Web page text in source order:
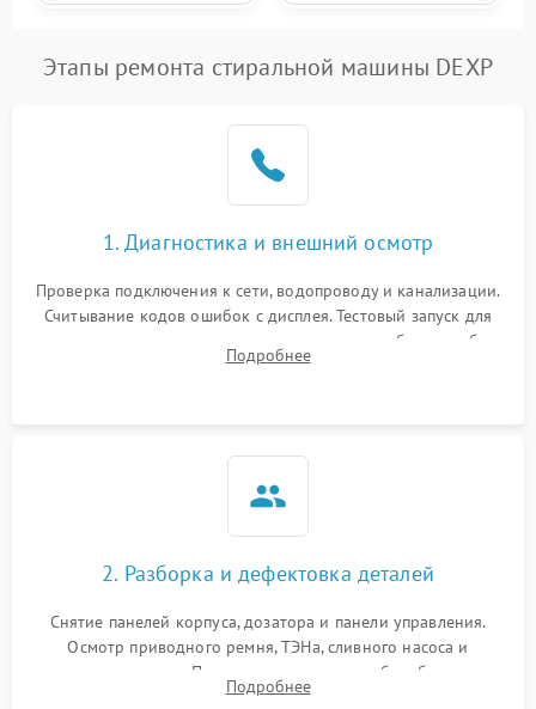
Этапы ремонта стиральной машины DEXP
1. Диагностика и внешний осмотр
Проверка подключения к сети, водопроводу и канализации.
Считывание кодов ошибок с дисплея. Тестовый запуск для
выявления посторонних шумов, протечек или сбоев в работе
электронного модуля управления.
Подробнее
2. Разборка и дефектовка деталей
Снятие панелей корпуса, дозатора и панели управления.
Осмотр приводного ремня, ТЭНа, сливного насоса и
амортизаторов. Проверка подшипников барабана и
крестовины на износ, а манжеты люка на разрывы.
Подробнее